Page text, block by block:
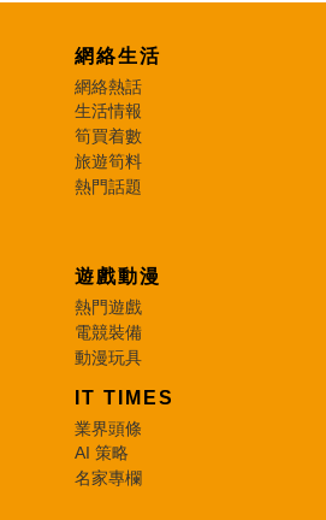
網絡生活
網絡熱話
生活情報
筍買着數
旅遊筍料
熱門話題
遊戲動漫
熱門遊戲
電競裝備
動漫玩具
IT TIMES
業界頭條
AI 策略
名家專欄